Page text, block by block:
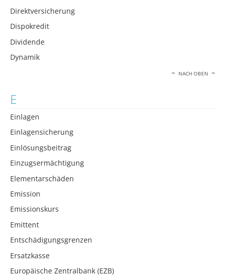
Direktversicherung
Dispokredit
Dividende
Dynamik
NACH OBEN
E
Einlagen
Einlagensicherung
Einlösungsbeitrag
Einzugsermächtigung
Elementarschäden
Emission
Emissionskurs
Emittent
Entschädigungsgrenzen
Ersatzkasse
Europäische Zentralbank (EZB)